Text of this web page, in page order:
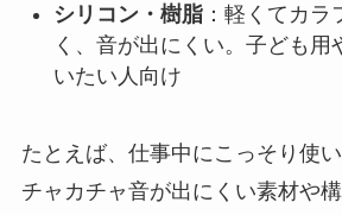
シリコン・樹脂：軽くてカラ
く、音が出にくい。子ども用
いたい人向け
たとえば、仕事中にこっそり使
チャカチャ音が出にくい素材や